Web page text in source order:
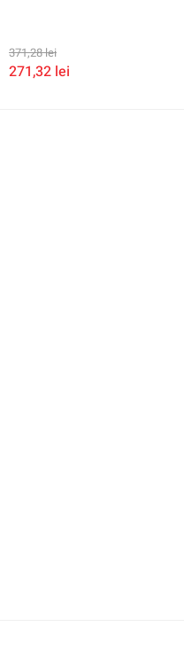
371,28lei
271,32 lei